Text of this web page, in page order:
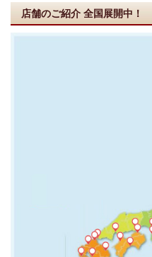
店舗のご紹介 全国展開中！